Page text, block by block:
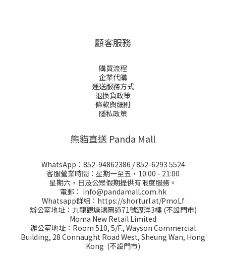
顧客服務
購買流程
企業代購
運送服務方式
退換貨政策
條款與細則
隱私政策
熊貓直送 Panda Mall
WhatsApp： 852-94862386 /852-6293 5524
客服營業時間：星期一至五，10:00 - 21:00
星期六，日及公眾假期提供有限度服務。
電郵： info@pandamall.com.hk
Whatsapp群組： https://shorturl.at/PmoLf
辦公室地址：九龍觀塘鴻圖道71號瀝洋3樓 (不設門市)
Moma New Retail Limited
辦公室地址：Room 510, 5/F., Wayson Commercial
Building, 28 Connaught Road West, Sheung Wan, Hong
Kong (不設門市)